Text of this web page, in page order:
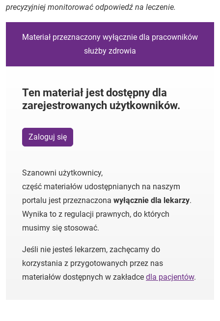
precyzyjniej monitorować odpowiedź na leczenie.
Materiał przeznaczony wyłącznie dla pracowników
służby zdrowia
Ten materiał jest dostępny dla
zarejestrowanych użytkowników.
Zaloguj się
Szanowni użytkownicy,
część materiałów udostępnianych na naszym
portalu jest przeznaczona wyłącznie dla lekarzy.
Wynika to z regulacji prawnych, do których
musimy się stosować.
Jeśli nie jesteś lekarzem, zachęcamy do
korzystania z przygotowanych przez nas
materiałów dostępnych w zakładce dla pacjentów.